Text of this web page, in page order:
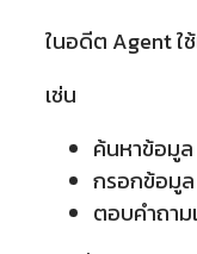
ในอดีต Agent ใ
เช่น
ค้นหาข้อมูล
กรอกข้อมูล
ตอบคำถาม